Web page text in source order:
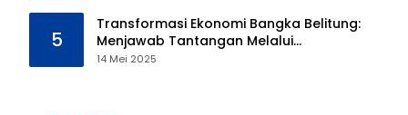
5
Transformasi Ekonomi Bangka Belitung:
Menjawab Tantangan Melalui
Pengelolaan Sumber Daya Alam yang
14 Mei 2025